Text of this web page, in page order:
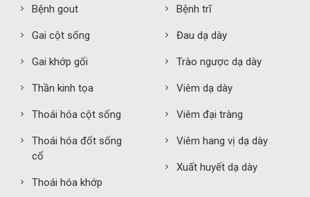
Bệnh gout
Gai cột sống
Gai khớp gối
Thần kinh tọa
Thoái hóa cột sống
Thoái hóa đốt sống
cổ
Thoái hóa khớp
Bệnh trĩ
Đau dạ dày
Trào ngược dạ dày
Viêm dạ dày
Viêm đại tràng
Viêm hang vị dạ dày
Xuất huyết dạ dày